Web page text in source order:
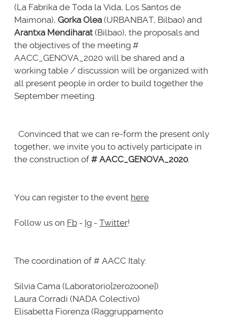
(La Fabrika de Toda la Vida, Los Santos de
Maimona), Gorka Olea (URBANBAT, Bilbao) and
Arantxa Mendiharat (Bilbao), the proposals and
the objectives of the meeting #
AACC_GENOVA_2020 will be shared and a
working table / discussion will be organized with
all present people in order to build together the
September meeting.
Convinced that we can re-form the present only
together, we invite you to actively participate in
the construction of# AACC_GENOVA_2020.
You can register to the event here
Follow us on Fb - Ig -Twitter!
The coordination of # AACC Italy:
Silvia Cama (Laboratorio[zerozoone])
Laura Corradi (NADA Colectivo)
Elisabetta Fiorenza (Raggruppamento